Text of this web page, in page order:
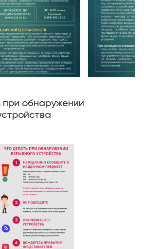
обнаружении